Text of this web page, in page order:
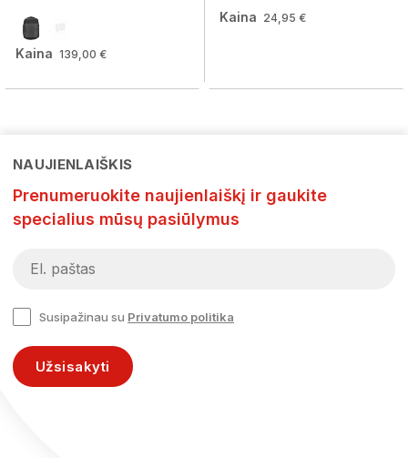
Kaina 139,00 €
Kaina 24,95 €
NAUJIENLAIŠKIS
Prenumeruokite naujienlaiškį ir gaukite
specialius mūsų pasiūlymus
Susipažinau su Privatumo politika
Užsisakyti